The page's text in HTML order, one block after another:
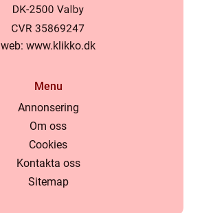
web: www.klikko.dk
Menu
Annonsering
Om oss
Cookies
Kontakta oss
Sitemap